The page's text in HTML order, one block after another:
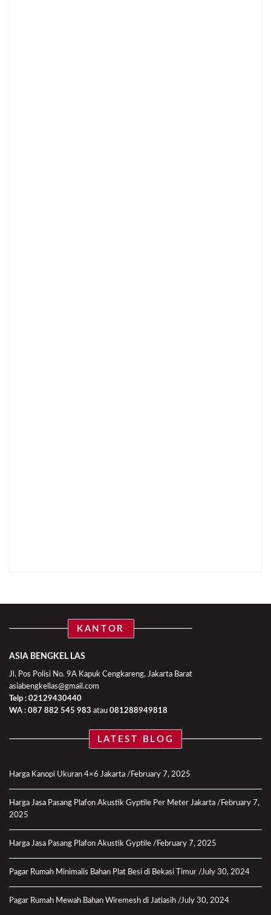
KANTOR
ASIA BENGKEL LAS
Jl. Pos Polisi No. 9A Kapuk Cengkareng, Jakarta Barat
asiabengkellas@gmail.com
Telp : 02129430440
WA : 087 882 545 983 atau 081288949818
LATEST BLOG
Harga Kanopi Ukuran 4×6 Jakarta February 7, 2025
Harga Jasa Pasang Plafon Akustik Gyptile Per Meter Jakarta
February 7,
2025
Harga Jasa Pasang Plafon Akustik Gyptile February 7, 2025
Pagar Rumah Minimalis Bahan Plat Besi di Bekasi Timur July 30, 2024
Pagar Rumah Mewah Bahan Wiremesh di Jatiasih July 30, 2024